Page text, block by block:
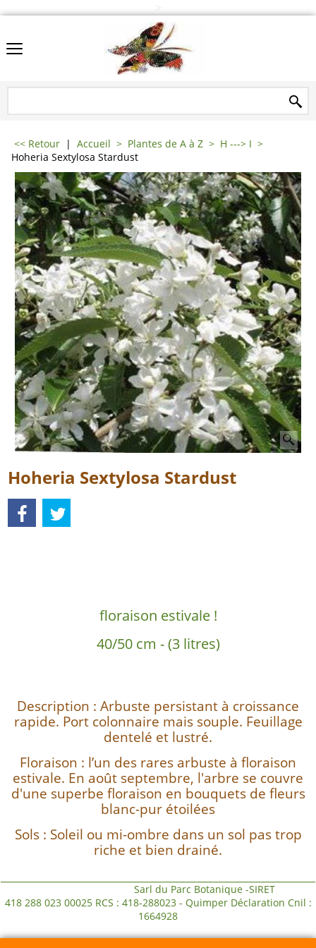
<< Retour | Accueil > Plantes de A à Z > H ---> I >
Hoheria Sextylosa Stardust
Hoheria Sextylosa Stardust
floraison estivale !
40/50 cm - (3 litres)
Description : Arbuste persistant à croissance
rapide. Port colonnaire mais souple. Feuillage
dentelé et lustré.
Floraison : l’un des rares arbuste à floraison
estivale. En août septembre, l'arbre se couvre
d'une superbe floraison en bouquets de fleurs
blanc-pur étoilées
Sols : Soleil ou mi-ombre dans un sol pas trop
riche et bien drainé.
Sarl du Parc Botanique -SIRET
418 288 023 00025 RCS : 418-288023 - Quimper Déclaration Cnil :
1664928